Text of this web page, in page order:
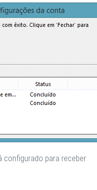
configurado para receber